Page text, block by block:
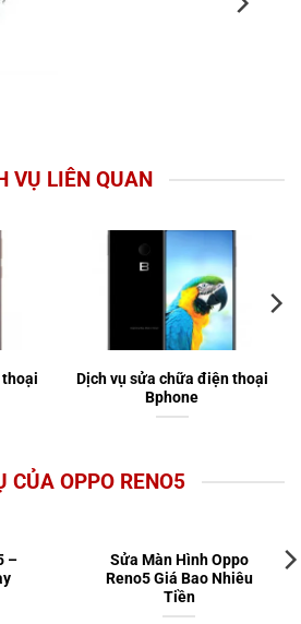
VỤ LIÊN QUAN
thoại
Dịch vụ sửa chữa điện thoại
Bphone
CỦA OPPO RENO5
–
Sửa Màn Hình Oppo
Reno5 Giá Bao Nhiêu
Tiền